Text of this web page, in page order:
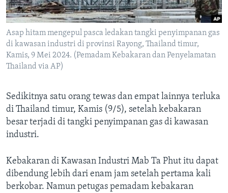
Asap hitam mengepul pasca ledakan tangki penyimpanan gas
di kawasan industri di provinsi Rayong, Thailand timur,
Kamis, 9 Mei 2024. (Pemadam Kebakaran dan Penyelamatan
Thailand via AP)
Sedikitnya satu orang tewas dan empat lainnya terluka
di Thailand timur, Kamis (9/5), setelah kebakaran
besar terjadi di tangki penyimpanan gas di kawasan
industri.
Kebakaran di Kawasan Industri Mab Ta Phut itu dapat
dibendung lebih dari enam jam setelah pertama kali
berkobar. Namun petugas pemadam kebakaran